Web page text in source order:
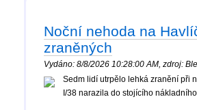
Noční nehoda na
zraněných
Vydáno: 8/8/2026 10:28:00 AM, zdroj:
Sedm lidí utrpělo lehká zranění při
I/38 narazila do stojícího